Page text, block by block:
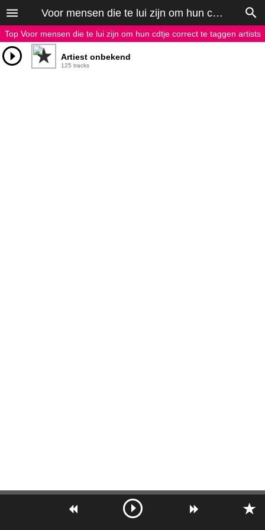
Voor mensen die te lui zijn om hun cdtje correct te taggen
Top Voor mensen die te lui zijn om hun cdtje correct te taggen artists
Artiest onbekend
125 tracks